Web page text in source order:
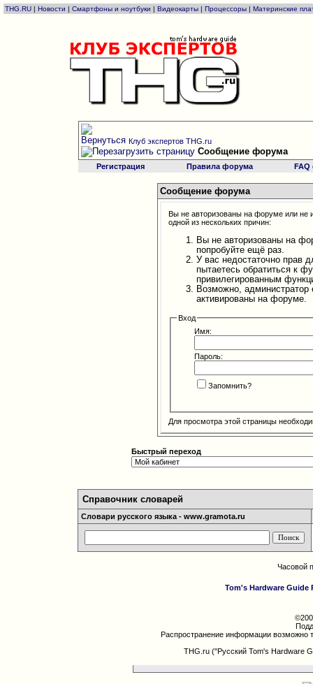
THG.RU | Новости | Смартфоны и ноутбуки | Видеокарты | Процессоры | Материнские
Клуб экспертов THG.ru
Сообщение форума
Регистрация Правила форума
Сообщение форума
Вы не авторизованы на форуме или не
одной из нескольких причин:
Вы не авторизованы на
попробуйте ещё раз.
У вас недостаточно прав
пытаетесь обратиться к
привилегированным
Возможно,
активированы на форуме.
Вход
Имя:
Пароль:
Запомнить?
Для просмотра этой страницы
Быстрый переход
Справочник словарей
Словари русского языка - www.gramota.ru
Часовой
Tom's Hardware Guide
Распространение информации возможно
THG.ru ("Русский Tom's Hardware